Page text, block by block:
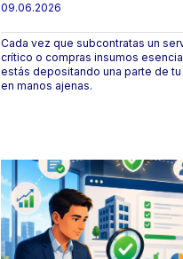
09.06.2026
Cada vez que subcontratas un
crítico o compras insumos
estás depositando una parte de
en manos ajenas.